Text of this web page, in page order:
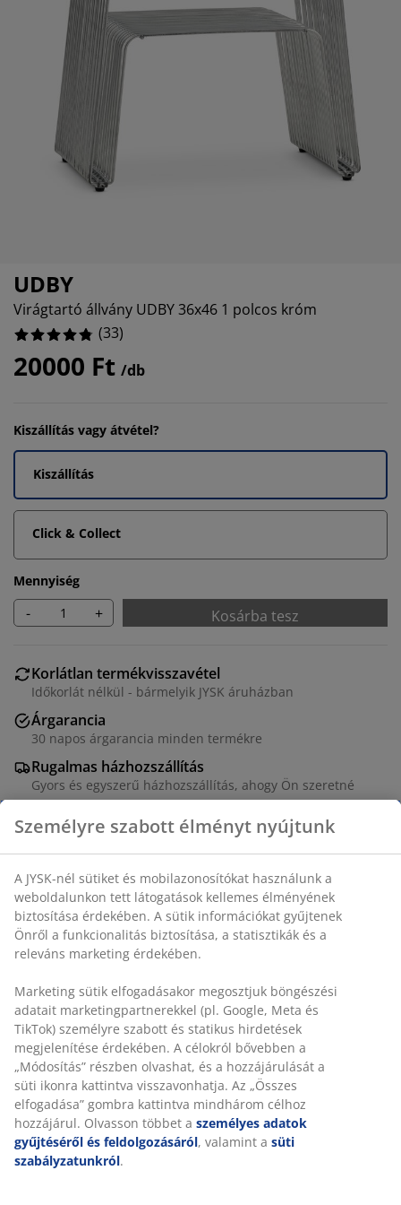
bútorok
matracok
és kiegészítők
világítás
kiegészítők
UDBY
Virágtartó állvány UDBY 36x46 1 polcos króm
(33)
20000 Ft /db
Kiszállítás vagy átvétel?
Kiszállítás
Click & Collect
Mennyiség
- + Kosárba tesz
Korlátlan termékvisszavétel
Időkorlát nélkül - bármelyik JYSK áruházban
Árgarancia
30 napos árgarancia minden termékre
Rugalmas házhozszállítás
Gyors és egyszerű házhozszállítás, ahogy Ön szeretné
SKU: 3640262
Összeszerelési útmutató
Részletes Adatok
Értékelések
(33)
Személyre szabott élményt nyújtunk
A JYSK-nél sütiket és mobilazonosítókat használunk a
weboldalunkon tett látogatások kellemes élményének
biztosítása érdekében. A sütik információkat gyűjtenek
Önről a funkcionalitás biztosítása, a statisztikák és a
releváns marketing érdekében.
Marketing sütik elfogadásakor megosztjuk böngészési
adatait marketingpartnerekkel (pl. Google, Meta és
TikTok) személyre szabott és statikus hirdetések
megjelenítése érdekében. A célokról bővebben a
„Módosítás” részben olvashat, és a hozzájárulását a
süti ikonra kattintva visszavonhatja. Az „Összes
elfogadása” gombra kattintva mindhárom célhoz
hozzájárul. Olvasson többet a személyes adatok
gyűjtéséről és feldolgozásáról, valamint a süti
szabályzatunkról.